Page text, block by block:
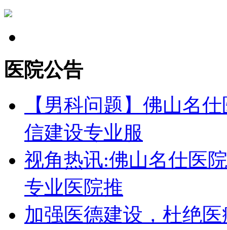
医院公告
【男科问题】佛山名
信建设专业服
视角热讯:佛山名仕医
专业医院推
加强医德建设，杜绝